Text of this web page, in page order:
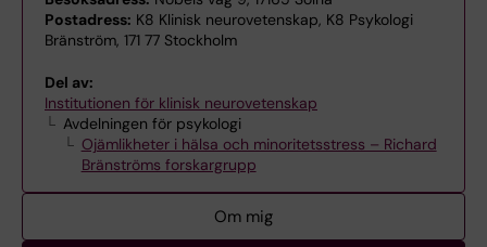
Postadress: K8 Klinisk neurovetenskap, K8 Psykologi
Bränström, 171 77 Stockholm
Del av:
Institutionen för klinisk neurovetenskap
Avdelningen för psykologi
Ojämlikheter i hälsa och minoritetsstress – Richard
Bränströms forskargrupp
Om mig